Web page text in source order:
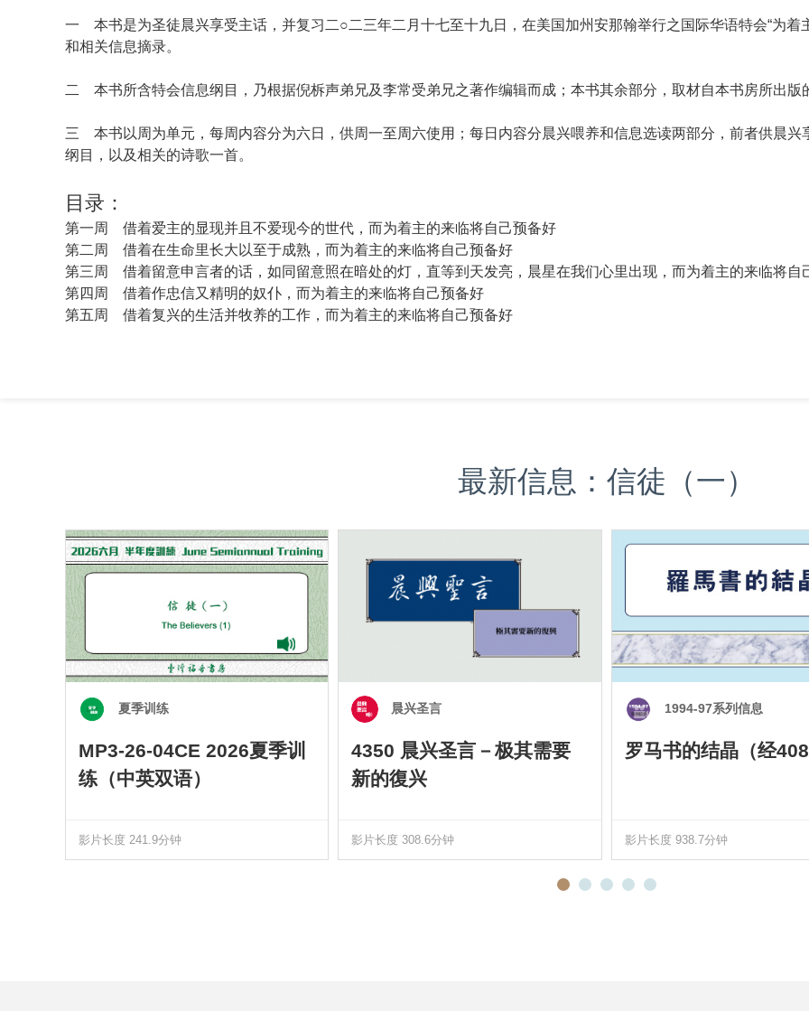
一 本书是为圣徒晨兴享受主话，并复习二○二三年二月十七至十九日，在美国加州安那翰举行之国际华语特会“为着
和相关信息摘录。
二 本书所含特会信息纲目，乃根据倪柝声弟兄及李常受弟兄之著作编辑而成；本书其余部分，取材自本书房所出
三 本书以周为单元，每周内容分为六日，供周一至周六使用；每日内容分晨兴喂养和信息选读两部分，前者供晨
纲目，以及相关的诗歌一首。
目录：
第一周 借着爱主的显现并且不爱现今的世代，而为着主的来临将自己预备好
第二周 借着在生命里长大以至于成熟，而为着主的来临将自己预备好
第三周 借着留意申言者的话，如同留意照在暗处的灯，直等到天发亮，晨星在我们心里出现，而为着主的来临将自
第四周 借着作忠信又精明的奴仆，而为着主的来临将自己预备好
第五周 借着复兴的生活并牧养的工作，而为着主的来临将自己预备好
最新信息：信徒（一）
夏季训练
MP3-26-04CE 2026夏季训
练（中英双语）
影片长度 241.9分钟
晨兴圣言
4350 晨兴圣言－极其需要
新的復兴
影片长度 308.6分钟
1994-97系列信息
罗马书的结晶（经
影片长度 938.7分钟